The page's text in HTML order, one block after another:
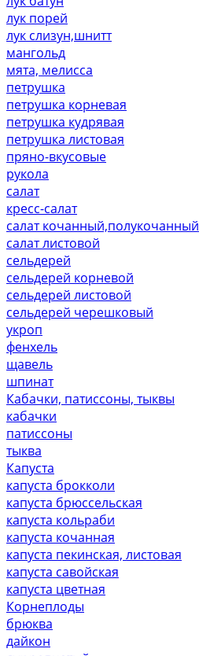
лук порей
лук слизун,шнитт
мангольд
мята, мелисса
петрушка
петрушка корневая
петрушка кудрявая
петрушка листовая
пряно-вкусовые
рукола
салат
кресс-салат
салат кочанный,полукочанный
салат листовой
сельдерей
сельдерей корневой
сельдерей листовой
сельдерей черешковый
укроп
фенхель
щавель
шпинат
Кабачки, патиссоны, тыквы
кабачки
патиссоны
тыква
Капуста
капуста брокколи
капуста брюссельская
капуста кольраби
капуста кочанная
капуста пекинская, листовая
капуста савойская
капуста цветная
Корнеплоды
брюква
дайкон